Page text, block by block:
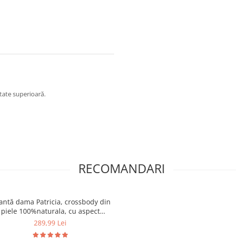
superioară.
RECOMANDARI
dama Patricia, crossbody din
piele 100%naturala, cu aspect
matlasat,nude,8002
289,99 Lei